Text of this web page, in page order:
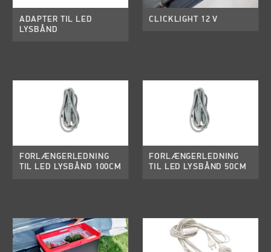
ADAPTER TIL LED
LYSBÅND
CLICKLIGHT 12 V
FORLÆNGERLEDNING
TIL LED LYSBÅND 100CM
FORLÆNGERLEDNING
TIL LED LYSBÅND 50CM